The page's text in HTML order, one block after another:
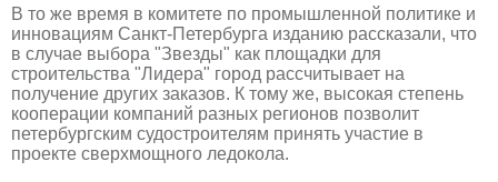
В то же время в комитете по промышленной политике и
инновациям Санкт-Петербурга изданию рассказали, что
в случае выбора "Звезды" как площадки для
строительства "Лидера" город рассчитывает на
получение других заказов. К тому же, высокая степень
кооперации компаний разных регионов позволит
петербургским судостроителям принять участие в
проекте сверхмощного ледокола.